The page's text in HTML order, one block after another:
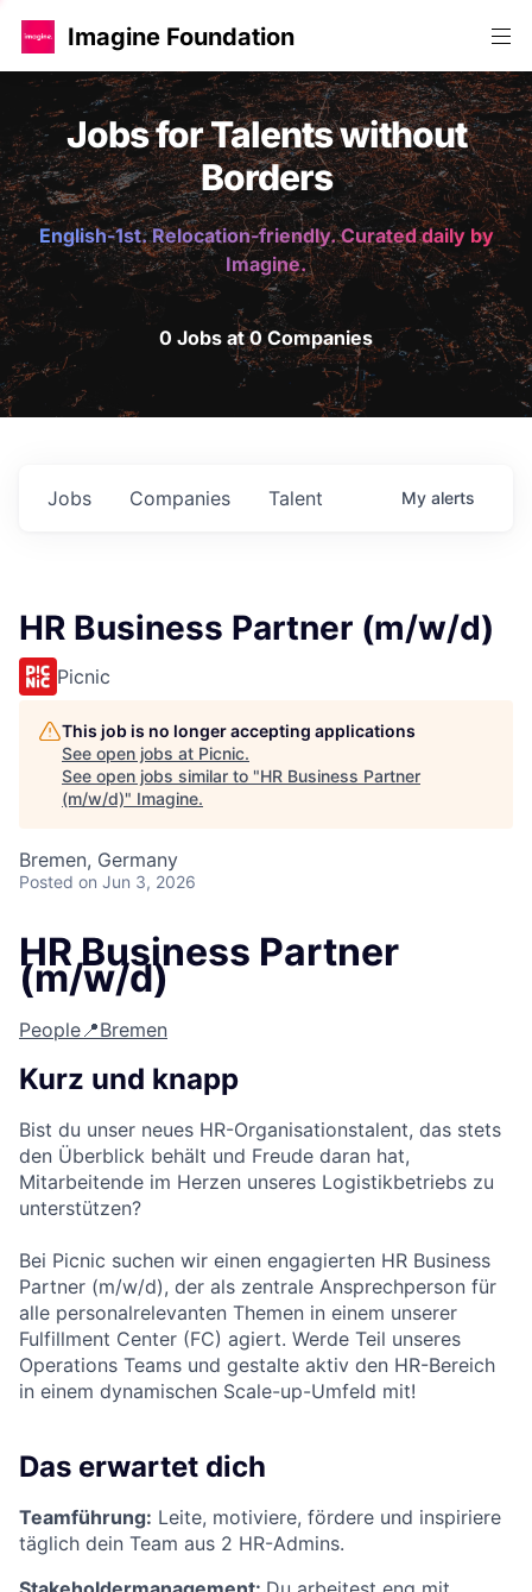
Imagine Foundation
Jobs for Talents without
Borders
English-1st. Relocation-friendly. Curated daily by
Imagine.
0 Jobs at 0 Companies
Jobs Companies Talent My alerts
HR Business Partner (m/w/d)
Picnic
This job is no longer accepting applications
See open jobs at Picnic.
See open jobs similar to "HR Business Partner
(m/w/d)" Imagine.
Bremen, Germany
Posted on Jun 3, 2026
HR Business Partner
(m/w/d)
People📍Bremen
Kurz und knapp
Bist du unser neues HR-Organisationstalent, das stets
den Überblick behält und Freude daran hat,
Mitarbeitende im Herzen unseres Logistikbetriebs zu
unterstützen?
Bei Picnic suchen wir einen engagierten HR Business
Partner (m/w/d), der als zentrale Ansprechperson für
alle personalrelevanten Themen in einem unserer
Fulfillment Center (FC) agiert. Werde Teil unseres
Operations Teams und gestalte aktiv den HR-Bereich
in einem dynamischen Scale-up-Umfeld mit!
Das erwartet dich
Teamführung: Leite, motiviere, fördere und inspiriere
täglich dein Team aus 2 HR-Admins.